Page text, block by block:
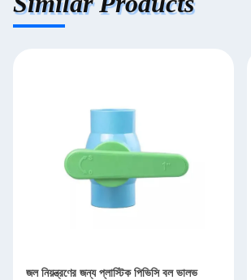
জল নিয়ন্ত্রণের জন্য প্লাস্টিক পিভিসি বল ভালভ